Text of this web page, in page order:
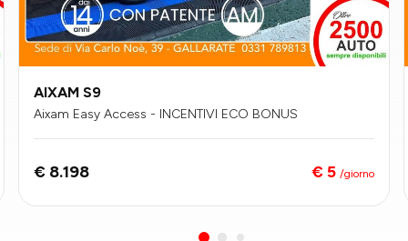
AIXAM S9
Aixam Easy Access - INCENTIVI ECO BONUS
€ 8.198 € 5 /giorno